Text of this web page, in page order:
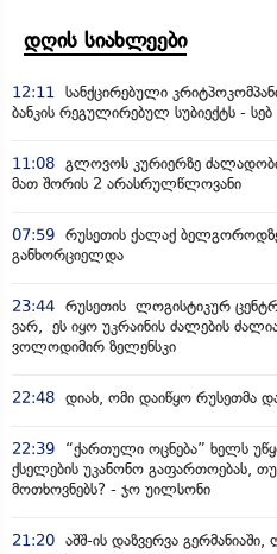
დღის სიახლეები
12:11 სანქცირებული
ბანკის რეგულირებულ სუბიექტს - სებ
11:08 გლოვოს კურიერზე
მათ შორის 2 არასრულწლოვანი
07:59 რუსეთის ქალაქ
განხორციელდა
23:44 რუსეთის ლოგისტიკურ
ვარ, ეს იყო უკრაინის ძალების
ვოლოდიმირ ზელენსკი
22:48 დიახ, ომი დაიწყო რუსეთმა
22:39
“ქართული ოცნება” ხელს
ქსელების უკანონო გაფართოებას,
მოთხოვნებს? - ჯო უილსონი
21:20 აშშ-ის დაზვერვა